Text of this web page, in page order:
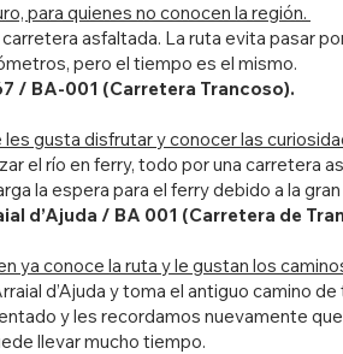
para quienes no conocen la región.
asfaltada. La ruta evita pasar
pero el tiempo es el mismo.
/ BA-001 (Carretera Trancoso).
gusta disfrutar y conocer las
el río en ferry, todo por una carretera
la espera para el ferry debido a la
d’Ajuda / BA 001 (Carretera de
ya conoce la ruta y le gustan los
d’Ajuda y toma el antiguo camino
y les recordamos nuevamente
llevar mucho tiempo.